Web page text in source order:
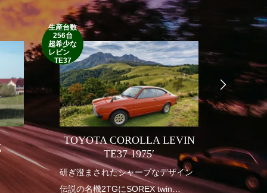
生産台数
256台
超希少な
レビン
TE37
TOYOTA COROLLA LEVIN
TE37 1975′
研ぎ澄まされたシャープなデザイン
伝説の名機2TGにSOREX twin
1950年
アメリ